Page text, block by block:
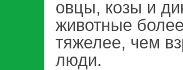
овцы, козы и
животные
тяжелее, чем
люди.